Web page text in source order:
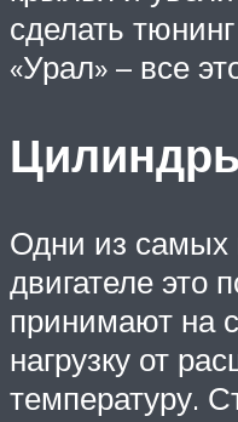
сделать
«Урал» – все
Одни из самых
двигателе это
принимают на
нагрузку от
температуру.